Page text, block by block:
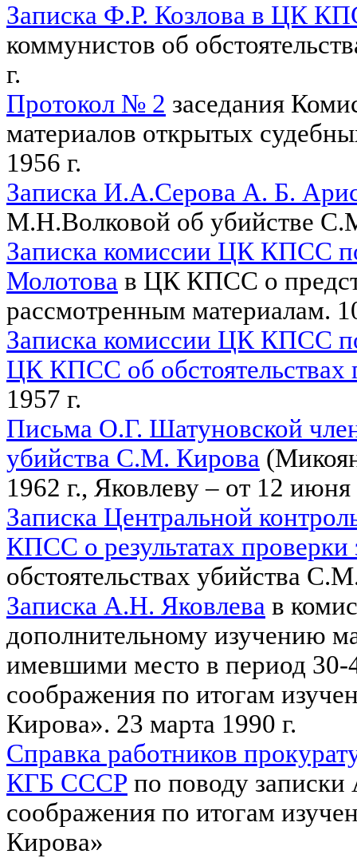
Записка Ф.Р. Козлова в ЦК
коммунистов об
г.
Протокол № 2 заседания
материалов открытых
1956 г.
Записка И.А.Серова А. Б.
М.Н.Волковой об убийстве
Записка комиссии ЦК КПСС
Молотова в ЦК КПСС о
рассмотренным материалам.
Записка комиссии ЦК КПСС
ЦК КПСС об
1957 г.
Письма О.Г. Шатуновской
убийства С.М. Кирова
1962 г., Яковлеву – от 12
Записка Центральной
КПСС о результатах
обстоятельствах убийства
Записка А.Н. Яковлева в
дополнительному изучению
имевшими место в период 30-
соображения по итогам
Кирова». 23 марта 1990 г.
Справка работников
КГБ СССР по поводу
соображения по итогам
Кирова»